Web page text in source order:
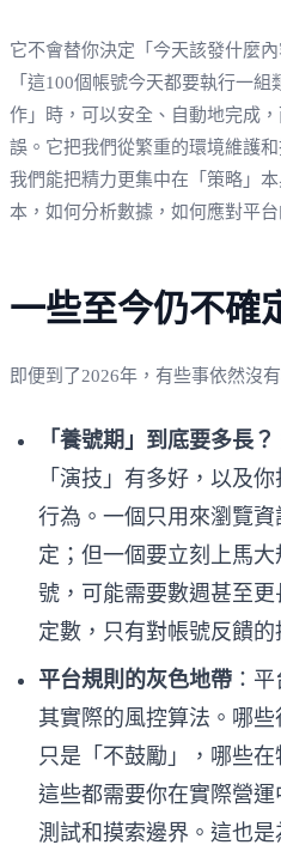
它不會替你決定「今天該發什麼
「這100個帳號今天都要執行一
作」時，可以安全、自動地完成
誤。它把我們從繁重的環境維護
我們能把精力更集中在「策略」
本，如何分析數據，如何應對平台
一些至今仍不確
即便到了2026年，有些事依然沒
「養號期」到底要多長？
「演技」有多好，以及
行為。一個只用來瀏覽
定；但一個要立刻上馬
號，可能需要數週甚至
定數，只有對帳號反饋的
平台規則的灰色地帶 ：
其實際的風控算法。哪
只是「不鼓勵」，哪些
這些都需要你在實際營
測試和摸索邊界。這也